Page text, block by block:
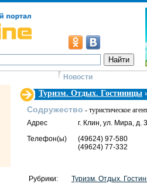
Новости
Туризм. Отдых. Гостиницы
Содружество - туристическое
Адрес
г. Клин, ул. Мира, д.
Телефон(ы)
(49624) 97-580
(49624) 77-332
Рубрики: Туризм. Отдых.